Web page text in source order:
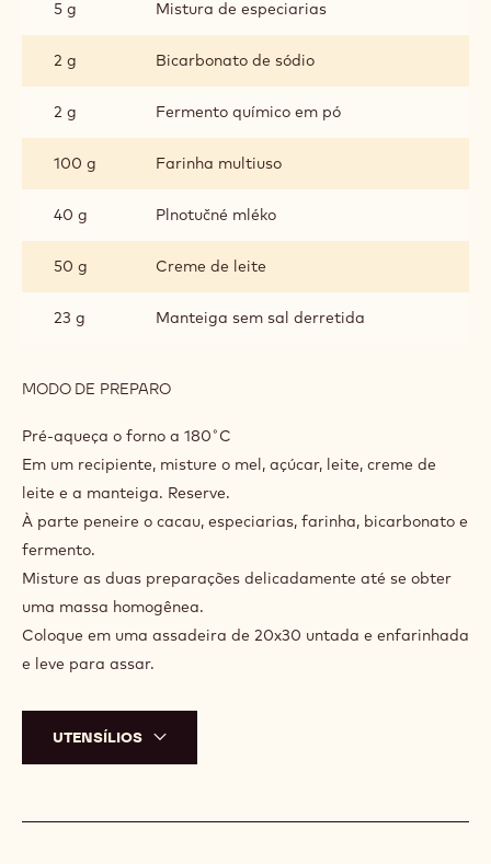
5 g Mistura de especiarias
2 g Bicarbonato de sódio
2 g Fermento químico em pó
100 g Farinha multiuso
40 g Plnotučné mléko
50 g Creme de leite
23 g Manteiga sem sal derretida
MODO DE PREPARO
Pré-aqueça o forno a 180˚C
Em um recipiente, misture o mel, açúcar, leite, creme de
leite e a manteiga. Reserve.
À parte peneire o cacau, especiarias, farinha, bicarbonato e
fermento.
Misture as duas preparações delicadamente até se obter
uma massa homogênea.
Coloque em uma assadeira de 20x30 untada e enfarinhada
e leve para assar.
UTENSÍLIOS